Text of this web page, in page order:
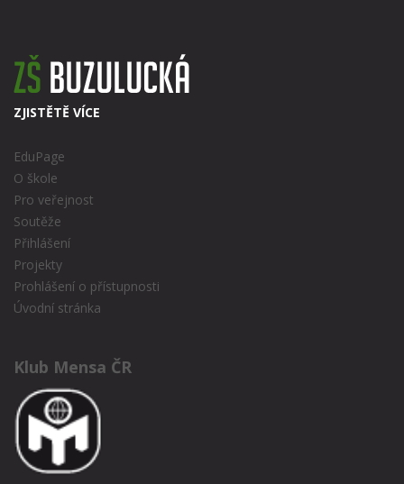
ZJISTĚTĚ VÍCE
EduPage
O škole
Pro veřejnost
Soutěže
Přihlášení
Projekty
Prohlášení o přístupnosti
Úvodní stránka
Klub Mensa ČR